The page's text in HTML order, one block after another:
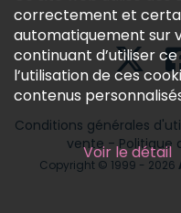
Conditions générales
vente -Politique
Copyright © 1999 - 2026
correctement et
automatiquement sur
continuant d’utiliser
l’utilisation de ces
contenus
Voir le détail